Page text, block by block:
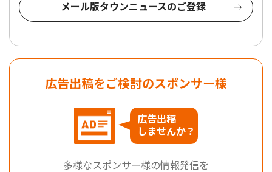
メール版タウンニュースのご登録
広告出稿をご検討のスポンサー様
広告出稿
しませんか？
多様なスポンサー様の情報発信を